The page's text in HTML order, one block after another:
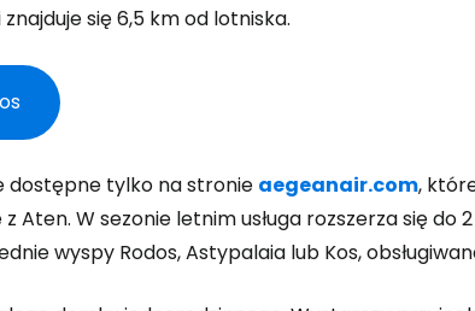
się 6,5 km od lotniska.
dostępne tylko na stronie aegeanair.com,
z Aten. W sezonie letnim usługa rozszerza się do
wyspy Rodos, Astypalaia lub Kos,
się do
społeczności podróżniczej